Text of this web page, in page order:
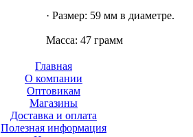
· Размер: 59 мм в диаметре.
Масса: 47 грамм
Главная
О компании
Оптовикам
Магазины
Доставка и оплата
Полезная информация